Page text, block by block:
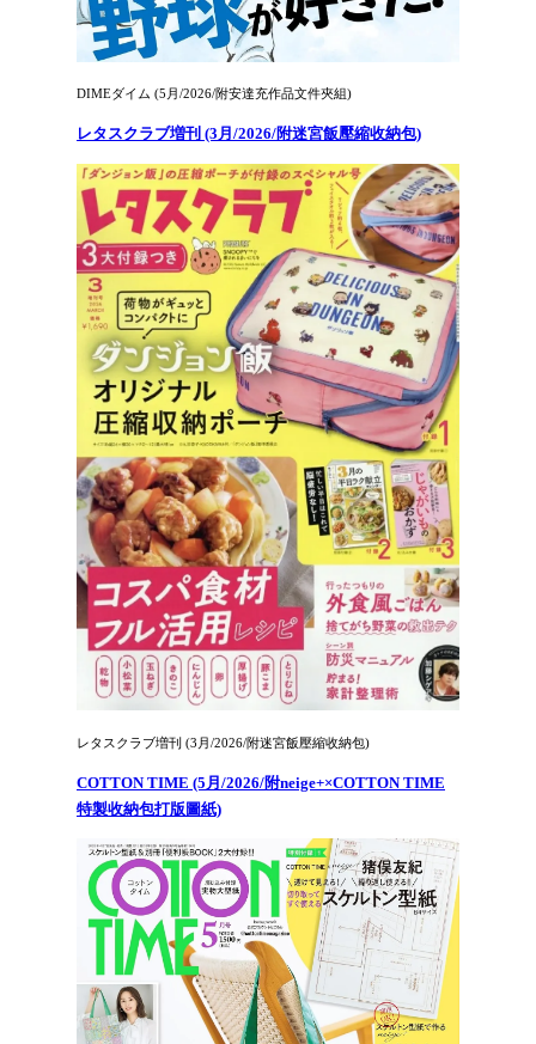
DIMEダイム (5月/2026/附安達充作品文件夾組)
レタスクラブ増刊 (3月/2026/附迷宮飯壓縮收納包)
レタスクラブ増刊 (3月/2026/附迷宮飯壓縮收納包)
COTTON TIME (5月/2026/附neige+×COTTON TIME
特製收納包打版圖紙)